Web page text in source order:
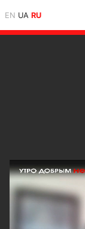
EN UA RU